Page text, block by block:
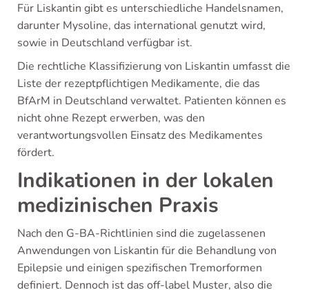
Für Liskantin gibt es unterschiedliche Handelsnamen,
darunter Mysoline, das international genutzt wird,
sowie in Deutschland verfügbar ist.
Die rechtliche Klassifizierung von Liskantin umfasst die
Liste der rezeptpflichtigen Medikamente, die das
BfArM in Deutschland verwaltet. Patienten können es
nicht ohne Rezept erwerben, was den
verantwortungsvollen Einsatz des Medikamentes
fördert.
Indikationen in der lokalen
medizinischen Praxis
Nach den G-BA-Richtlinien sind die zugelassenen
Anwendungen von Liskantin für die Behandlung von
Epilepsie und einigen spezifischen Tremorformen
definiert. Dennoch ist das off-label Muster, also die